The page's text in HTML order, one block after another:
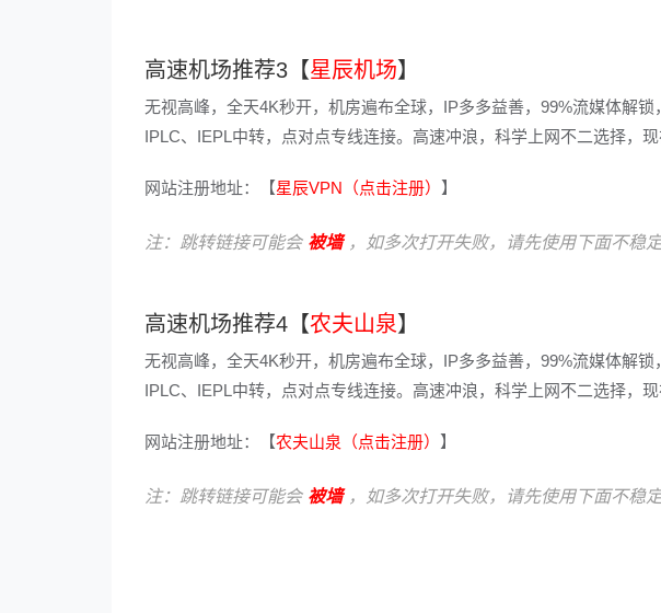
高速机场推荐3【星辰机场】
无视高峰，全天4K秒开，机房遍布全球，IP多多益善，99%流媒体解锁
IPLC、IEPL中转，点对点专线连接。高速冲浪，科学上网不二选择，现
网站注册地址：【星辰VPN（点击注册） 】
注：跳转链接可能会 被墙，如多次打开失败，请先使用下面不稳
高速机场推荐4【农夫山泉】
无视高峰，全天4K秒开，机房遍布全球，IP多多益善，99%流媒体解锁
IPLC、IEPL中转，点对点专线连接。高速冲浪，科学上网不二选择，现
网站注册地址：【农夫山泉（点击注册） 】
注：跳转链接可能会 被墙，如多次打开失败，请先使用下面不稳